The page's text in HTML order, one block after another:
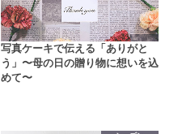
写真ケーキで伝える「ありがと
う」〜母の日の贈り物に想いを込
めて〜